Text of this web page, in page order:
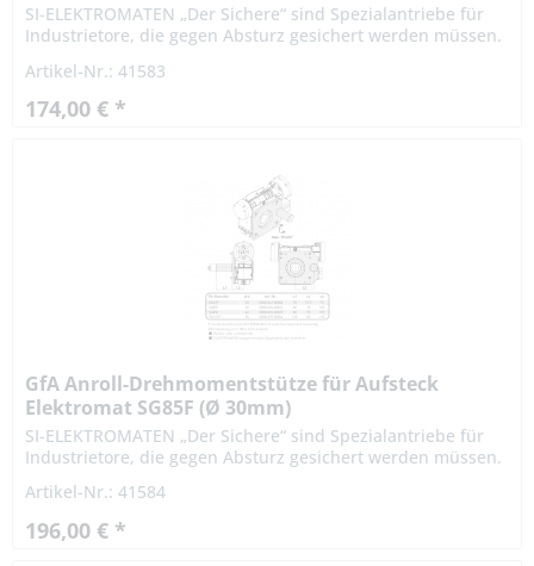
SI-ELEKTROMATEN „Der Sichere“ sind Spezialantriebe für
Industrietore, die gegen Absturz gesichert werden müssen.
Die...
Artikel-Nr.: 41583
174,00 € *
GfA Anroll-Drehmomentstütze für Aufsteck
Elektromat SG85F (Ø 30mm)
SI-ELEKTROMATEN „Der Sichere“ sind Spezialantriebe für
Industrietore, die gegen Absturz gesichert werden müssen.
Die...
Artikel-Nr.: 41584
196,00 € *